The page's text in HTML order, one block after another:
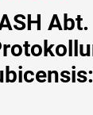
Abt.